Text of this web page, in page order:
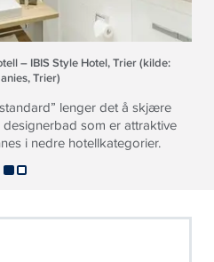
– IBIS Style Hotel, Trier (kilde:
Trier)
lenger det å skjære
som er attraktive
i nedre hotellkategorier.